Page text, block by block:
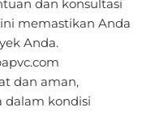
dan konsultasi
memastikan Anda
Anda.
dan aman,
dalam kondisi